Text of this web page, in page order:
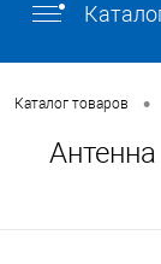
Каталог товаров •